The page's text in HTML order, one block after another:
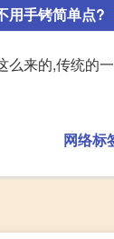
用手铐简单点?
来的,传统的
网络标